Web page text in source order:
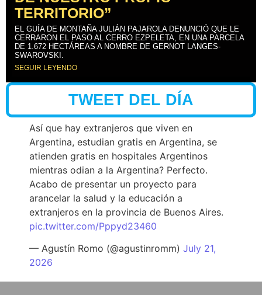
TERRITORIO”
EL GUÍA DE MONTAÑA JULIÁN PAJAROLA DENUNCIÓ QUE LE
CERRARON EL PASO AL CERRO EZPELETA, EN UNA PARCELA
DE 1.672 HECTÁREAS A NOMBRE DE GERNOT LANGES-
SWAROVSKI.
SEGUIR LEYENDO
TWEET DEL DÍA
Así que hay extranjeros que viven en
Argentina, estudian gratis en Argentina, se
atienden gratis en hospitales Argentinos
mientras odian a la Argentina? Perfecto.
Acabo de presentar un proyecto para
arancelar la salud y la educación a
extranjeros en la provincia de Buenos Aires.
pic.twitter.com/Pppyd23460
— Agustín Romo (@agustinromm) July 21,
2026